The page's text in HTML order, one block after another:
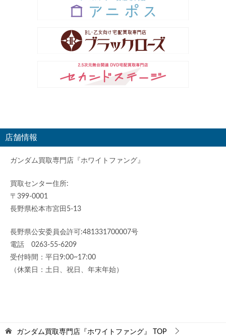
店舗情報
ガンダム買取専門店『ホワイトファング』
買取センター住所:
〒399-0001
長野県松本市宮田5-13
長野県公安委員会許可:481331700007号
電話 0263-55-6209
受付時間：平日9:00~17:00
（休業日：土日、祝日、年末年始）
ガンダム買取専門店『ホワイトファング』
TOP